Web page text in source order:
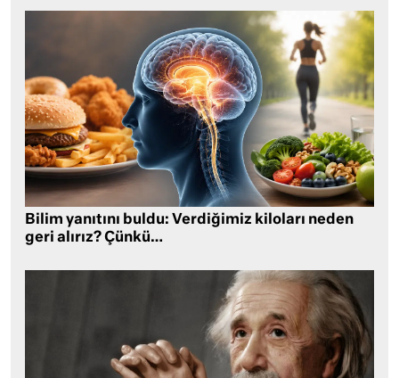
Bilim yanıtını buldu: Verdiğimiz kiloları neden
geri alırız? Çünkü…